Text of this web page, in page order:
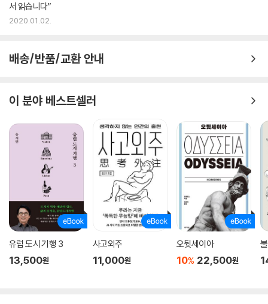
서 읽습니다”
2020.01.02.
배송/반품/교환 안내
이 분야 베스트셀러
유럽 도시 기행 3
13,500원
사고외주
11,000원
오뒷세이아
10% 22,500원